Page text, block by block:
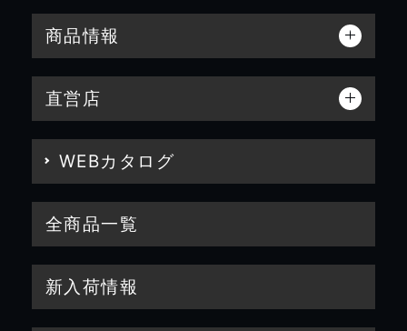
商品情報
直営店
WEBカタログ
全商品一覧
新入荷情報